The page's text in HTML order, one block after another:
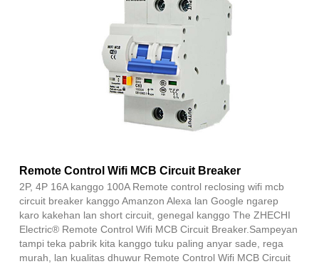
Remote Control Wifi MCB Circuit Breaker
2P, 4P 16A kanggo 100A Remote control reclosing wifi mcb
circuit breaker kanggo Amanzon Alexa lan Google ngarep
karo kakehan lan short circuit, genegal kanggo The ZHECHI
Electric® Remote Control Wifi MCB Circuit Breaker.Sampeyan
tampi teka pabrik kita kanggo tuku paling anyar sade, rega
murah, lan kualitas dhuwur Remote Control Wifi MCB Circuit